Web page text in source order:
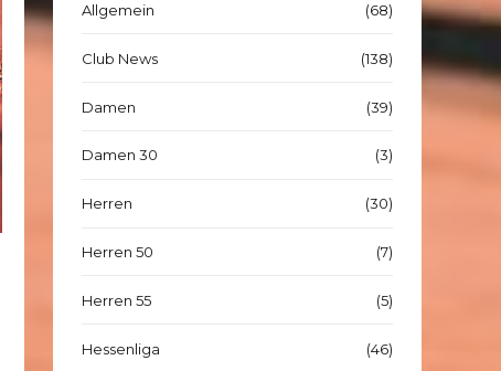
Allgemein (68)
Club News (138)
Damen (39)
Damen 30 (3)
Herren (30)
Herren 50 (7)
Herren 55 (5)
Hessenliga (46)